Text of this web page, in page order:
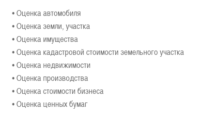
• Оценка автомобиля
• Оценка земли, участка
• Оценка имущества
• Оценка кадастровой стоимости земельного участка
• Оценка недвижимости
• Оценка производства
• Оценка стоимости бизнеса
• Оценка ценных бумаг